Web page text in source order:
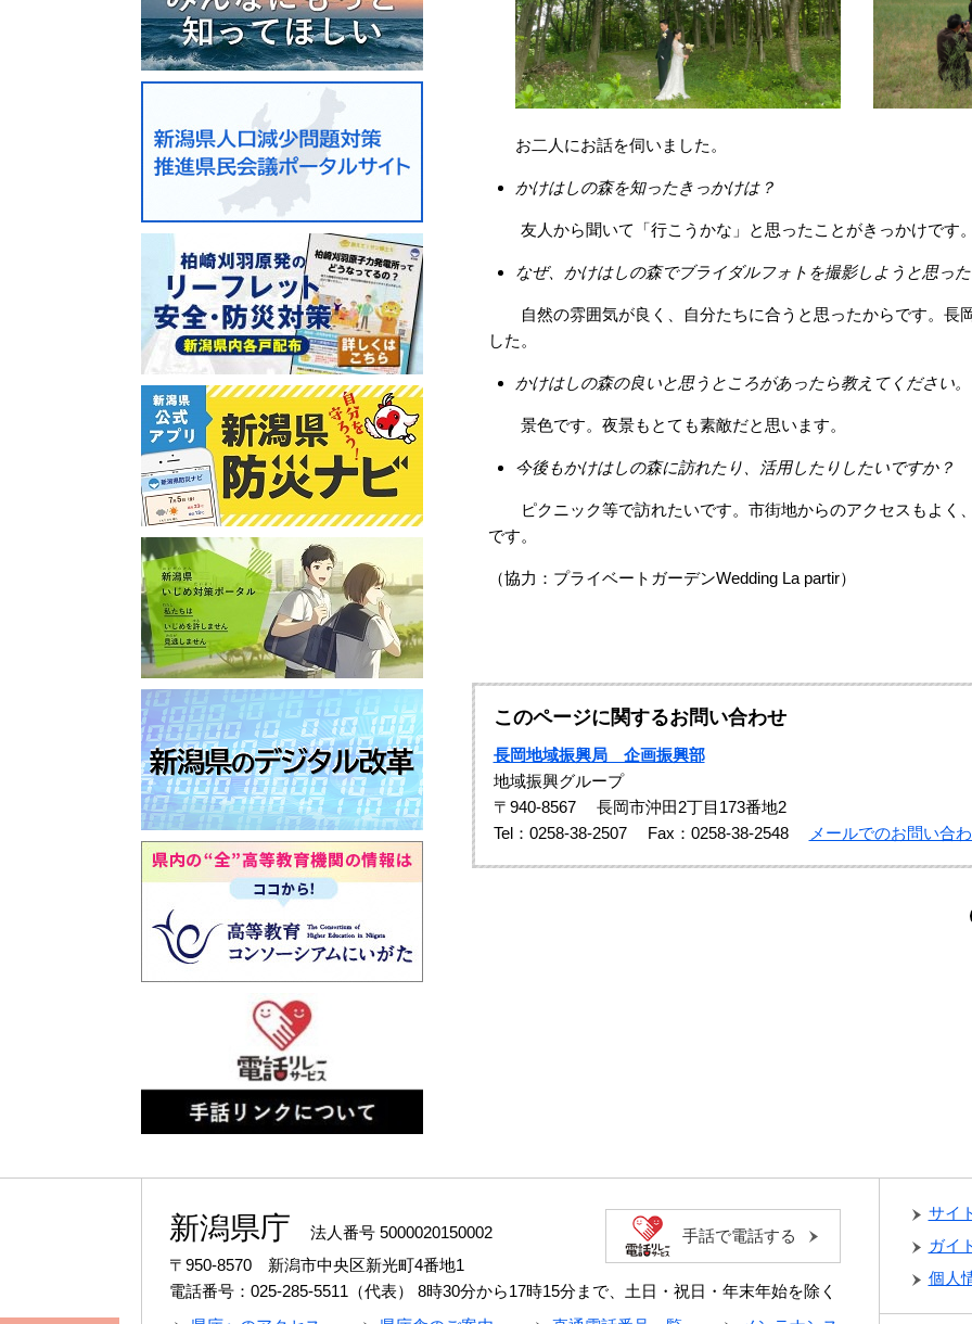
お二人にお話を伺いました。
かけはしの森を知ったきっかけは？
友人から聞いて「行こうかな」と思ったことがきっかけです
なぜ、かけはしの森でブライダルフォトを撮影しようと思っ
自然の雰囲気が良く、自分たちに合うと思ったからです。長
した。
かけはしの森の良いと思うところがあったら教えてください。
景色です。夜景もとても素敵だと思います。
今後もかけはしの森に訪れたり、活用したりしたいですか？
ピクニック等で訪れたいです。市街地からのアクセスもよく
です。
（協力：プライベートガーデンWedding La partir）
このページに関するお問い合わせ
長岡地域振興局 企画振興部
地域振興グループ
〒940-8567
長岡市沖田2丁目173番地2
Tel：0258-38-2507
Fax：0258-38-2548 メールでのお問い合
新潟県庁
法人番号 5000020150002
〒950-8570 新潟市中央区新光町4番地1
電話番号：025-285-5511（代表）
8時30分から17時15分まで、土日・祝日・年末年始を除く
手話で電話する
サイ
ガイ
個人